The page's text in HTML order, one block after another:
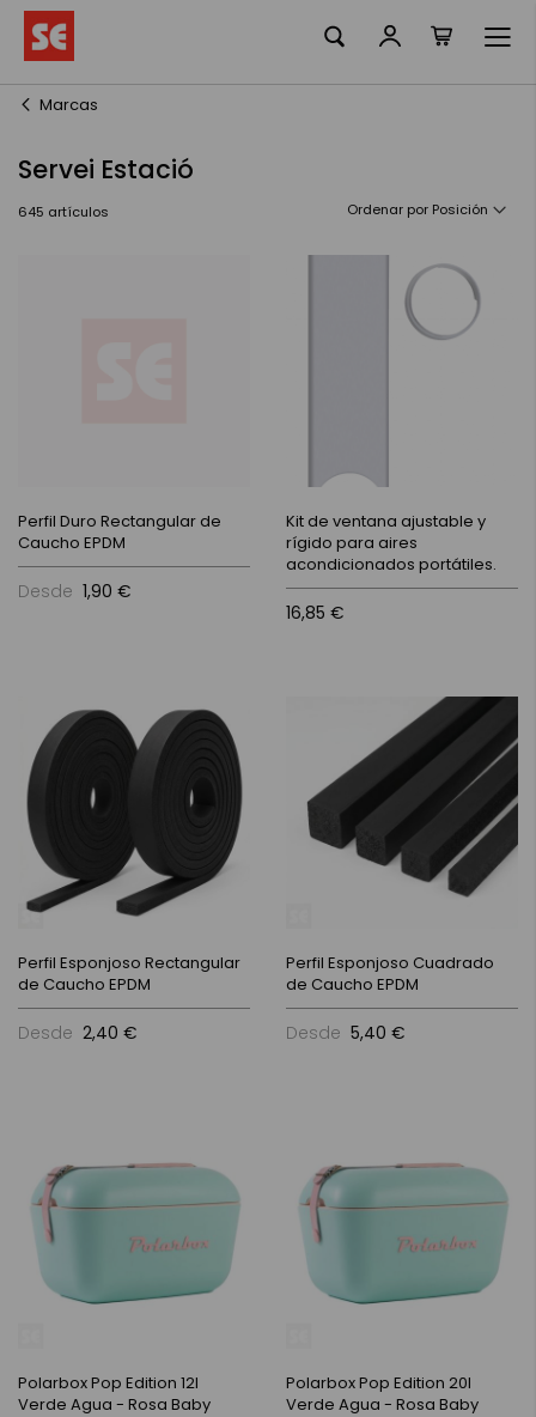
contenido
Marcas
Servei Estació
645 artículos Ordenar por
Perfil Duro Rectangular de
Caucho EPDM
Desde 1,90 €
Kit de ventana ajustable y
rígido para aires
acondicionados portátiles.
16,85 €
Perfil Esponjoso Rectangular
de Caucho EPDM
Desde 2,40 €
Perfil Esponjoso Cuadrado
de Caucho EPDM
Desde 5,40 €
Polarbox Pop Edition 12l
Verde Agua - Rosa Baby
Polarbox Pop Edition 20l
Verde Agua - Rosa Baby